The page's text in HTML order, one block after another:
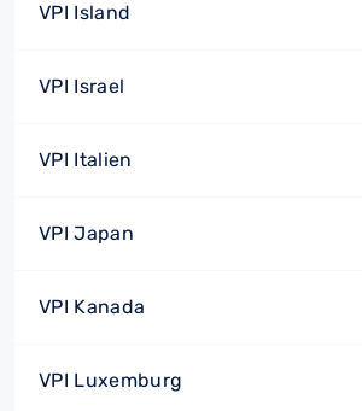
VPI Island
VPI Israel
VPI Italien
VPI Japan
VPI Kanada
VPI Luxemburg